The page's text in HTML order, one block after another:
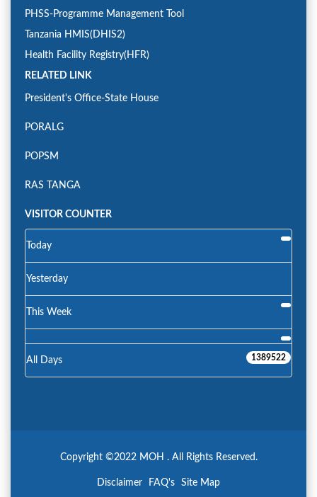
PHSS-Programme Management Tool
Tanzania HMIS(DHIS2)
Health Facility Registry(HFR)
RELATED LINK
President's Office-State House
PORALG
POPSM
RAS TANGA
VISITOR COUNTER
Today
Yesterday
This Week
All Days 1389522
Copyright ©2022 MOH . All Rights Reserved.
Disclaimer FAQ's Site Map